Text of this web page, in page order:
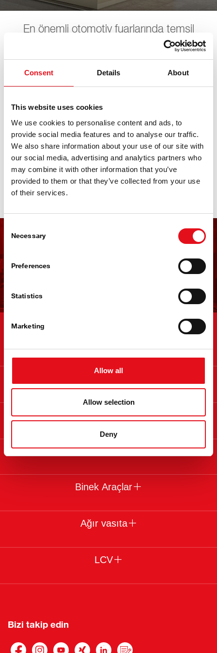
Consent Details About
This website uses cookies
We use cookies to personalise content and ads, to
provide social media features and to analyse our traffic.
We also share information about your use of our site with
our social media, advertising and analytics partners who
may combine it with other information that you’ve
provided to them or that they’ve collected from your use
of their services.
Selection
Necessary
Preferences
Statistics
Marketing
Allow all
Allow selection
Deny
En önemli otomotiv fuarlarında temsil
ediliyoruz. Tüm gelecek tarihleri burada
bulabilirsiniz. Sizi görmekten memnuniyet
duyarız.
NEIMCKE Hausmesse
10. Ekim 2026 - 11. Ekim 2026 · Traunstein · open in
Maps
febi Haber Bültenini Alın
febi Hakkında
Yasal
Binek Araçlar
Ağır vasıta
LCV
Bizi takip edin